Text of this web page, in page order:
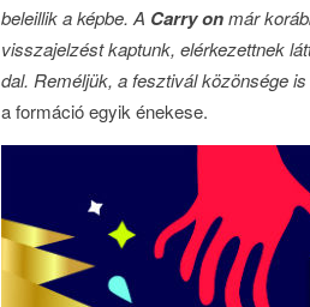
beleillik a képbe. A Carry onmár
visszajelzést kaptunk, elérkezettnek
dal. Reméljük, a fesztivál közönsége
a formáció egyik énekese.